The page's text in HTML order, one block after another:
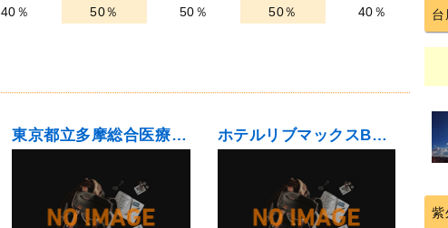
40％ 50％ 50％ 50％ 40％
東京都立多摩総合医療センター ホテルリブマックスBUDGET北府中
台
紫